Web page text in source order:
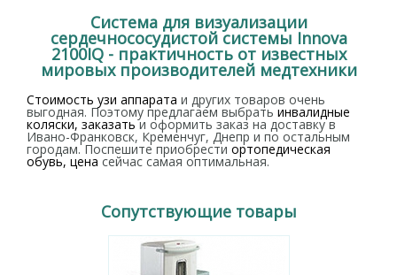
Система для визуализации
сердечнососудистой системы Innova
2100IQ - практичность от известных
мировых производителей медтехники
Стоимость узи аппарата и других товаров очень
выгодная. Поэтому предлагаем выбрать инвалидные
коляски, заказатьи оформить заказ на доставку в
Ивано-Франковск, Кременчуг, Днепр и по остальным
городам. Поспешите приобрести ортопедическая
обувь, цена сейчас самая оптимальная.
Сопутствующие товары